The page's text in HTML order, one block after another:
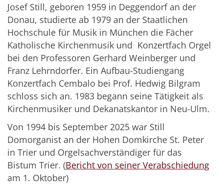
Josef Still, geboren 1959 in Deggendorf an der
Donau, studierte ab 1979 an der Staatlichen
Hochschule für Musik in München die Fächer
Katholische Kirchenmusik und Konzertfach Orgel
bei den Professoren Gerhard Weinberger und
Franz Lehrndorfer. Ein Aufbau-Studiengang
Konzertfach Cembalo bei Prof. Hedwig Bilgram
schloss sich an. 1983 begann seine Tätigkeit als
Kirchenmusiker und Dekanatskantor in Neu-Ulm.
Von 1994 bis September 2025 war Still
Domorganist an der Hohen Domkirche St. Peter
in Trier und Orgelsachverständiger für das
Bistum Trier. (Bericht von seiner Verabschiedung
am 1. Oktober)